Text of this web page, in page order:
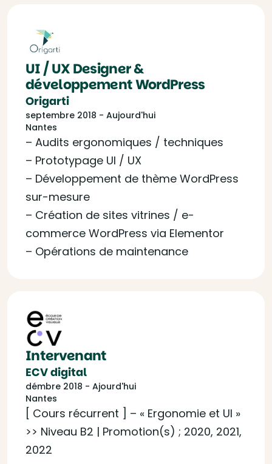
UI / UX Designer &
développement WordPress
Origarti
septembre 2018 - Aujourd'hui
Nantes
– Audits ergonomiques / techniques
– Prototypage UI / UX
– Développement de thème WordPress
sur-mesure
– Création de sites vitrines / e-
commerce WordPress via Elementor
– Opérations de maintenance
Intervenant
ECV digital
démbre 2018 - Ajourd'hui
Nantes
[ Cours récurrent ] – « Ergonomie et UI »
>> Niveau B2 | Promotion(s) ; 2020, 2021,
2022